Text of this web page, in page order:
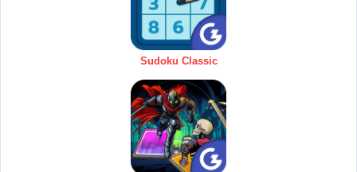
Sudoku Classic